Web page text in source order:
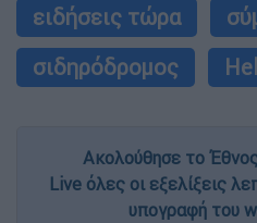
ειδήσεις τώρα
σιδηρόδρομος
Ακολούθησε το
Live όλες οι εξελίξεις
υπογραφή του